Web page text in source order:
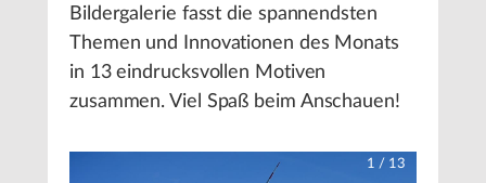
Bildergalerie fasst die spannendsten
Themen und Innovationen des Monats
in 13 eindrucksvollen Motiven
zusammen. Viel Spaß beim Anschauen!
1 / 13